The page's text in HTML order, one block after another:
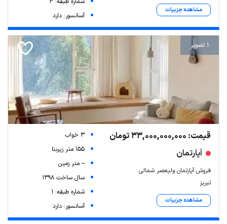
مشاهده جزییات
آسانسور: دارد
1 تصویر
قیمت: 33,000,000,000 تومان
آپارتمان
فروش آپارتمان ولیعصر شمالی
تبریز
مشاهده جزییات
3 خواب
155 متر زیربنا
-- متر زمین
سال ساخت 1398
شماره طبقه: 1
آسانسور: دارد